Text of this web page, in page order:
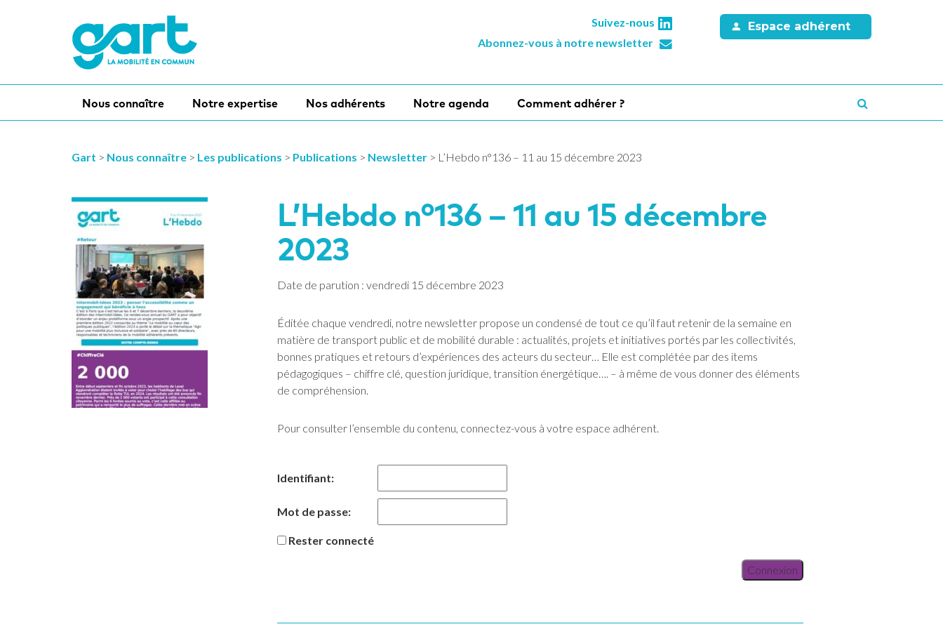
Suivez-nous
Abonnez-vous à notre newsletter
Espace adhérent
Nous connaître Notre expertise Nos adhérents Notre agenda Comment adhérer ?
Gart > Nous connaître > Les publications > Publications > Newsletter > L’Hebdo n°136 – 11 au 15 décembre 2023
L’Hebdo n°136 – 11 au 15 décembre
2023
Date de parution : vendredi 15 décembre 2023
Éditée chaque vendredi, notre newsletter propose un condensé de tout ce qu’il faut retenir de la semaine en
matière de transport public et de mobilité durable : actualités, projets et initiatives portés par les collectivités,
bonnes pratiques et retours d’expériences des acteurs du secteur… Elle est complétée par des items
pédagogiques – chiffre clé, question juridique, transition énergétique…. – à même de vous donner des éléments
de compréhension.
Pour consulter l’ensemble du contenu, connectez-vous à votre espace adhérent.
Identifiant:
Mot de passe:
Rester connecté
Connexion